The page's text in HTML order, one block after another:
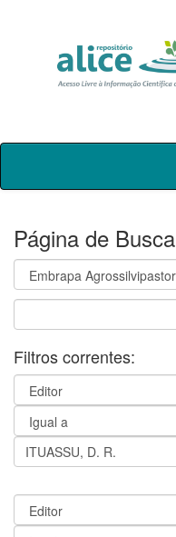
Skip
Página de Busca
Filtros correntes: